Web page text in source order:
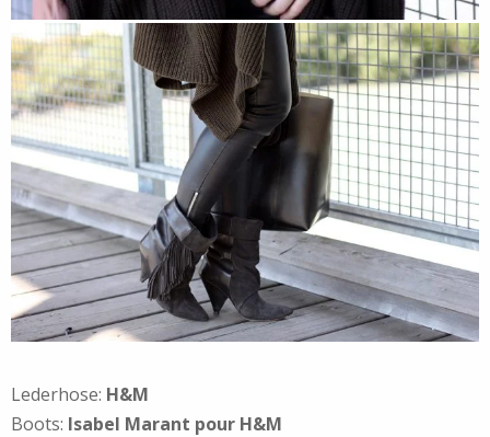
Lederhose: H&M
Boots: Isabel Marant pour H&M